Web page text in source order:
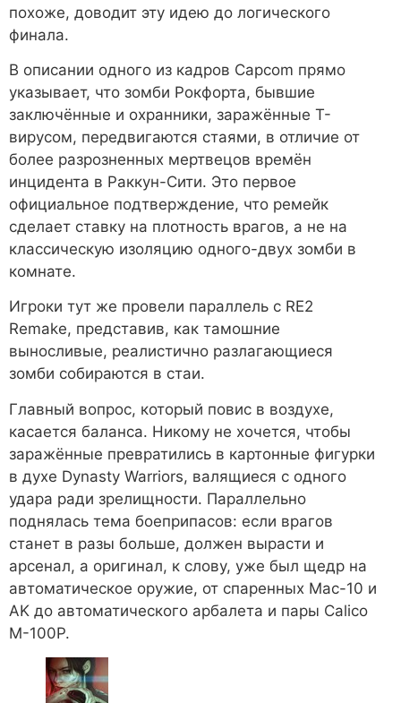
похоже, доводит эту идею до логического
финала.
В описании одного из кадров Capcom прямо
указывает, что зомби Рокфорта, бывшие
заключённые и охранники, заражённые T-
вирусом, передвигаются стаями, в отличие от
более разрозненных мертвецов времён
инцидента в Раккун-Сити. Это первое
официальное подтверждение, что ремейк
сделает ставку на плотность врагов, а не на
классическую изоляцию одного-двух зомби в
комнате.
Игроки тут же провели параллель с RE2
Remake, представив, как тамошние
выносливые, реалистично разлагающиеся
зомби собираются в стаи.
Главный вопрос, который повис в воздухе,
касается баланса. Никому не хочется, чтобы
заражённые превратились в картонные фигурки
в духе Dynasty Warriors, валящиеся с одного
удара ради зрелищности. Параллельно
поднялась тема боеприпасов: если врагов
станет в разы больше, должен вырасти и
арсенал, а оригинал, к слову, уже был щедр на
автоматическое оружие, от спаренных Mac-10 и
AK до автоматического арбалета и пары Calico
M-100P.